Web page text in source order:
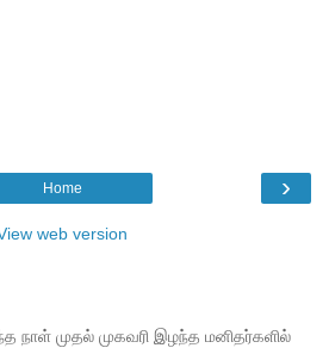
›
Home
web version
நாள் முதல் முகவரி இழந்த மனிதர்களில்